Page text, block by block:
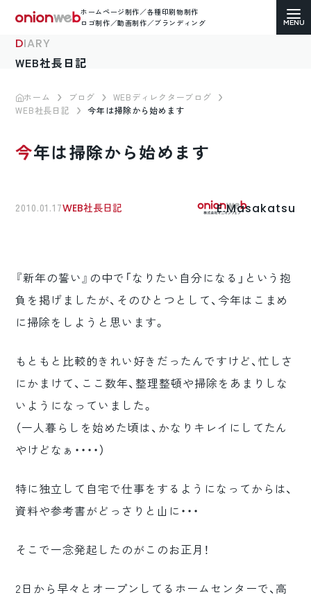
ホームページ制作／各種印刷物制作
ロゴ制作／動画制作／ブランディング
ホームページ制作
コーポレートサイト
ロゴマーク制作
ブランディング
DIARY
WEB社長日記
ホーム ブログ
WEBディレクターブログ
WEB社長日記
今年は掃除から始めます
今年は掃除から始めます
2010.01.17WEB社長日記 E.Masakatsu
『新年の誓い』の中で「なりたい自分になる」という抱
負を掲げましたが、そのひとつとして、今年はこまめ
に掃除をしようと思います。
もともと比較的きれい好きだったんですけど、忙しさ
にかまけて、ここ数年、整理整頓や掃除をあまりしな
いようになっていました。
（一人暮らしを始めた頃は、かなりキレイにしてたん
やけどなぁ・・・・）
特に独立して自宅で仕事をするようになってからは、
資料や参考書がどっさりと山に・・・
そこで一念発起したのがこのお正月！
2日から早々とオープンしてるホームセンターで、高